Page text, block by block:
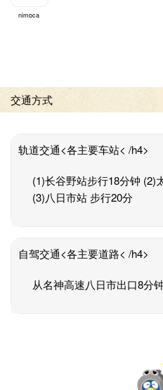
nimoca
交通方式
轨道交通<各主要车站< /h4>
(1)长谷野站步行18分钟 (2)
(3)八日市站 步行20分
自驾交通<各主要道路< /h4>
从名神高速八日市出口8分钟